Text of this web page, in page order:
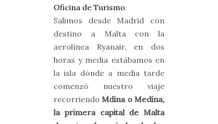
Oficina de Turismo.
Salimos desde Madrid con
destino a Malta con la
aerolínea Ryanair, en dos
horas y media estábamos en
la isla dónde a media tarde
comenzó nuestro viaje
recorriendoMdina o Medina,
la primera capital de Malta